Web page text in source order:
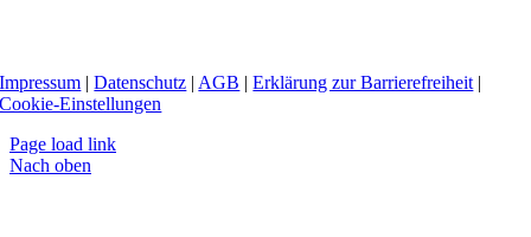
Impressum |Datenschutz | AGB |Erklärung zur Barrierefreiheit |
Cookie-Einstellungen
Page load link
Nach oben